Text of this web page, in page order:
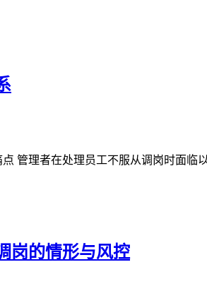
管理者在处理员工不服从调岗时面临
岗的情形与风控